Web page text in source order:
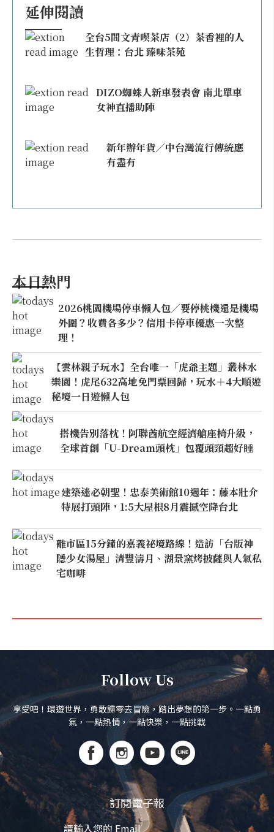
延伸閱讀
全台5間文青喫茶店（2）茶香裡的人
生哲理：台北 臻味茶苑
DIZO蜘蛛人新車發表會 南北單車
女神直播助陣
新年辦年貨／中台灣流行傳統應
有盡有
本日熱門
2026桃園機場停車懶人包／要停桃機還是機場
外圍？收費各多少？信用卡停車優惠一次整
理！
【雲林親子玩水】全台唯一「虎爺主題」叢林水
樂園！虎尾632高地免門票回歸，玩水＋4大順遊
秘境一日遊懶人包
搭機告別落枕！阿聯酋航空經濟艙座椅升級，
全球首創「U-Dream頭枕」包覆頭頸超好睡
建築迷必朝聖！忠泰美術館10週年：藤本壯介
特展打頭陣，1:5大屋根8月震撼空降台北
離市區15分鐘的嘉義祕境路線！造訪「台版神
隱少女湯屋」清豐濤月、湖景窯烤披薩與人氣私
宅咖啡
Follow Us
享受吧！環遊世界，勇敢歸零去冒險，踏出夢想的第一步。一點勇
氣，一點熱情，一點快樂，一點挑戰
訂閱電子報